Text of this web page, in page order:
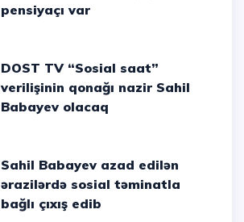
pensiyaçı var
DOST TV “Sosial saat”
verilişinin qonağı nazir Sahil
Babayev olacaq
Sahil Babayev azad edilən
ərazilərdə sosial təminatla
bağlı çıxış edib